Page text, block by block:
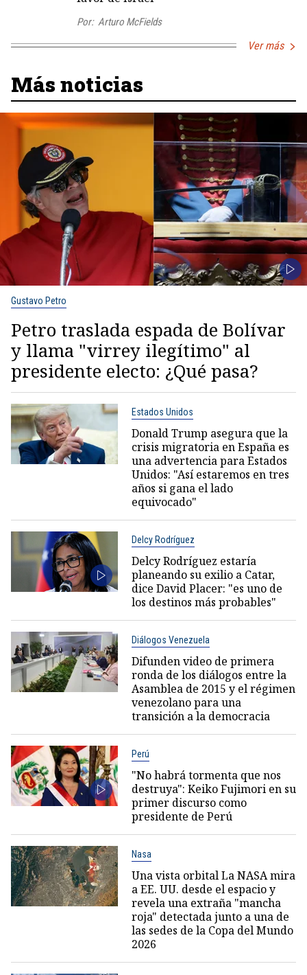
Por: Arturo McFields
Ver más
Más noticias
Gustavo Petro
Petro traslada espada de Bolívar
y llama "virrey ilegítimo" al
presidente electo: ¿Qué pasa?
Estados Unidos
Donald Trump asegura que la
crisis migratoria en España es
una advertencia para Estados
Unidos: "Así estaremos en tres
años si gana el lado
equivocado"
Delcy Rodríguez
Delcy Rodríguez estaría
planeando su exilio a Catar,
dice David Placer: "es uno de
los destinos más probables"
Diálogos Venezuela
Difunden video de primera
ronda de los diálogos entre la
Asamblea de 2015 y el régimen
venezolano para una
transición a la democracia
Perú
"No habrá tormenta que nos
destruya": Keiko Fujimori en su
primer discurso como
presidente de Perú
Nasa
Una vista orbital La NASA mira
a EE. UU. desde el espacio y
revela una extraña "mancha
roja" detectada junto a una de
las sedes de la Copa del Mundo
2026